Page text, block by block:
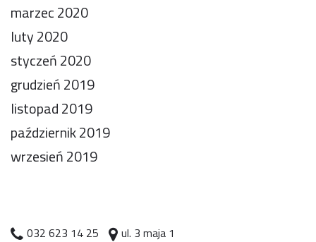
marzec 2020
luty 2020
styczeń 2020
grudzień 2019
listopad 2019
październik 2019
wrzesień 2019
032 623 14 25
ul. 3 maja 1